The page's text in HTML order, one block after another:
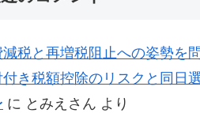
税と再増税阻止への姿勢を
付き税額控除のリスクと同日
に とみえさん より